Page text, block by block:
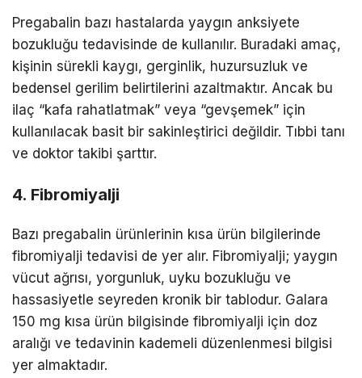
Pregabalin bazı hastalarda yaygın anksiyete
bozukluğu tedavisinde de kullanılır. Buradaki amaç,
kişinin sürekli kaygı, gerginlik, huzursuzluk ve
bedensel gerilim belirtilerini azaltmaktır. Ancak bu
ilaç “kafa rahatlatmak” veya “gevşemek” için
kullanılacak basit bir sakinleştirici değildir. Tıbbi tanı
ve doktor takibi şarttır.
4. Fibromiyalji
Bazı pregabalin ürünlerinin kısa ürün bilgilerinde
fibromiyalji tedavisi de yer alır. Fibromiyalji; yaygın
vücut ağrısı, yorgunluk, uyku bozukluğu ve
hassasiyetle seyreden kronik bir tablodur. Galara
150 mg kısa ürün bilgisinde fibromiyalji için doz
aralığı ve tedavinin kademeli düzenlenmesi bilgisi
yer almaktadır.